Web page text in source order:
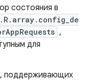
состояния в
,
для
поддерживающих